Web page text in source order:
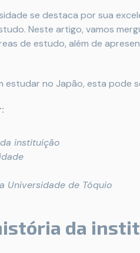
se destaca por sua
Neste artigo, vamos
de estudo, além de
estudar no Japão, esta pode
instituição
Universidade de Tóquio
da